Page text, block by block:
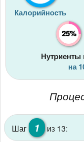
Калорийность
25%
Нутриенты
на
Шаг 1
из 13: